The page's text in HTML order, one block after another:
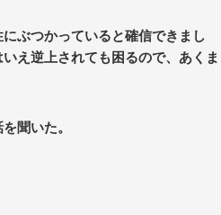
ぶつかっていると確信できまし
え逆上されても困るので、あくま
聞いた。